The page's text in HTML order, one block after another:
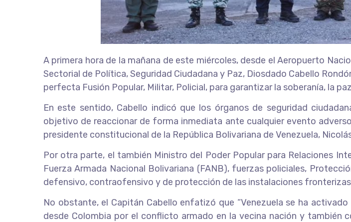
A primera hora de la mañana de este miércoles, desde el Aeropuerto
Sectorial de Política, Seguridad Ciudadana y Paz, Diosdado Cabello
perfecta Fusión Popular, Militar, Policial, para garantizar la soberanía, la
En este sentido, Cabello indicó que los órganos de seguridad
objetivo de reaccionar de forma inmediata ante cualquier evento
presidente constitucional de la República Bolivariana de Venezuela,
Por otra parte, el también Ministro del Poder Popular para Relaciones
Fuerza Armada Nacional Bolivariana (FANB), fuerzas policiales,
defensivo, contraofensivo y de protección de las instalaciones
No obstante, el Capitán Cabello enfatizó que “Venezuela se ha
desde Colombia por el conflicto armado en la vecina nación y también